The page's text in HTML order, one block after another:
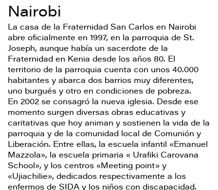
Nairobi
La casa de la Fraternidad San Carlos en Nairobi
abre oficialmente en 1997, en la parroquia de St.
Joseph, aunque había un sacerdote de la
Fraternidad en Kenia desde los años 80. El
territorio de la parroquia cuenta con unos 40.000
habitantes y abarca dos barrios muy diferentes,
uno burgués y otro en condiciones de pobreza.
En 2002 se consagró la nueva iglesia. Desde ese
momento surgen diversas obras educativas y
caritativas que hoy animan y sostienen la vida de la
parroquia y de la comunidad local de Comunión y
Liberación. Entre ellas, la escuela infantil «Emanuel
Mazzola», la escuela primaria « Urafiki Carovana
School», y los centros «Meeting point» y
«Ujiachilie», dedicados respectivamente a los
enfermos de SIDA y los niños con discapacidad.